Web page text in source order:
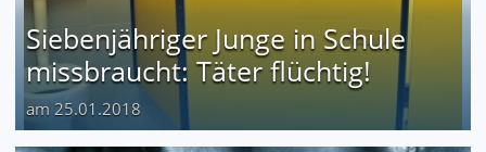
Siebenjähriger Junge in Schule
missbraucht: Täter flüchtig!
am 25.01.2018